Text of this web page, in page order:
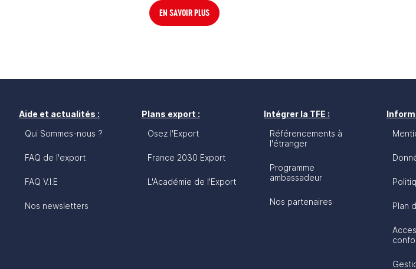
EN SAVOIR PLUS
Aide et actualités :
Qui Sommes-nous ?
FAQ de l'export
FAQ V.I.E
Nos newsletters
Plans export :
Osez l'Export
France 2030 Export
L'Académie de l'Export
Intégrer la TFE :
Référencements à
l'étranger
Programme
ambassadeur
Nos partenaires Plan